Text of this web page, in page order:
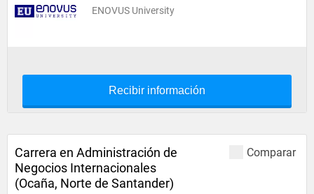
ENOVUS University
Recibir información
Comparar
Carrera en Administración de
Negocios Internacionales
(Ocaña, Norte de Santander)